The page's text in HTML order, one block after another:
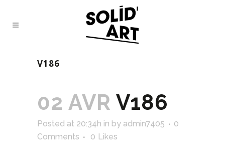
V186
02 AVR V186
Posted at 20:34h in by admin7405
0
Comments
0 Likes